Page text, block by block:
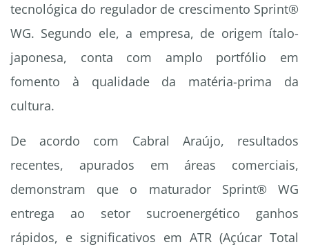
tecnológica do regulador de crescimento Sprint®
WG. Segundo ele, a empresa, de origem ítalo-
japonesa, conta com amplo portfólio em
fomento à qualidade da matéria-prima da
cultura.
De acordo com Cabral Araújo, resultados
recentes, apurados em áreas comerciais,
demonstram que o maturador Sprint® WG
entrega ao setor sucroenergético ganhos
rápidos, e significativos em ATR (Açúcar Total